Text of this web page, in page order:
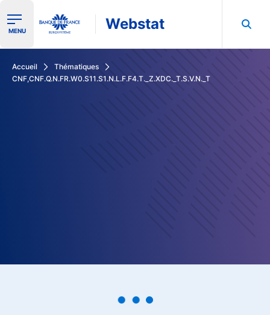
Ouvrir le menu de navigation
MENU Webstat
Accueil
Thématiques
CNF,CNF.Q.N.FR.W0.S11.S1.N.L.F.F4.T._Z.XDC._T.S.V.N._T